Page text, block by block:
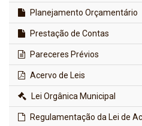
Planejamento Orçamentário
Prestação de Contas
Pareceres Prévios
Acervo de Leis
Lei Orgânica Municipal
Regulamentação da Lei de